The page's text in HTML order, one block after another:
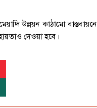
উন্নয়ন কাঠামো বাস্তবায়নে
দেওয়া হবে।